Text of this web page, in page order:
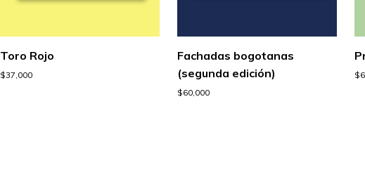
Toro Rojo
$37,000
Fachadas bogotanas
(segunda edición)
$60,000
$